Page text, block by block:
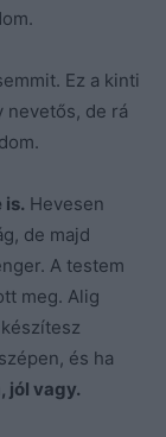
Ez a kinti
nevetős, de rá
is. Hevesen
de majd
A testem
meg. Alig
és ha
jól vagy.